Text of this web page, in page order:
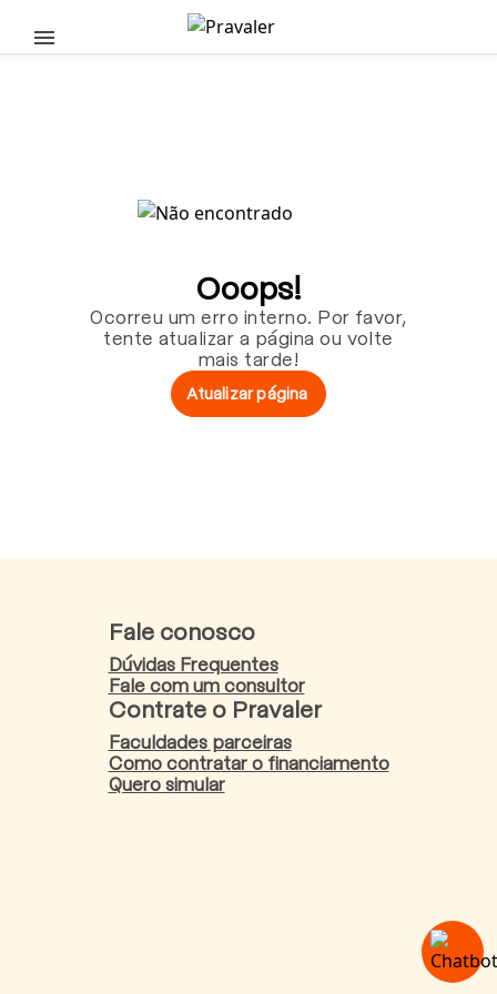
Pular para o conteúdo principal
Ooops!
Ocorreu um erro interno. Por favor,
tente atualizar a página ou volte
mais tarde!
Atualizar página
Fale conosco
Dúvidas Frequentes
Fale com um consultor
Contrate o Pravaler
Faculdades parceiras
Como contratar o financiamento
Quero simular